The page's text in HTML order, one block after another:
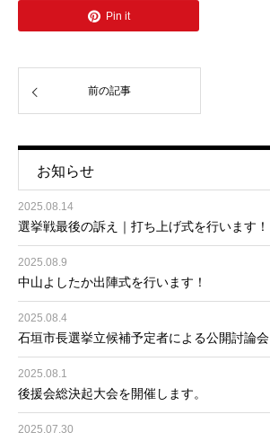
Pin it
前の記事
お知らせ
2025.08.14
選挙戦最後の訴え｜打ち上げ式を行います！
2025.08.9
中山よしたか出陣式を行います！
2025.08.4
石垣市長選挙立候補予定者による公開討論会
2025.08.1
後援会総決起大会を開催します。
2025.07.30